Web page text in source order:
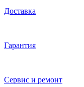
Доставка
Гарантия
Сервис и ремонт